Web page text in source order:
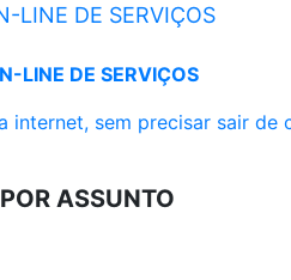
LINE DE SERVIÇOS
LINE DE SERVIÇOS
internet, sem precisar sair de
ASSUNTO